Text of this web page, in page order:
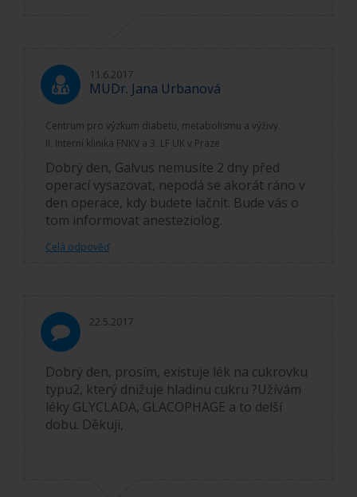
11.6.2017
MUDr. Jana Urbanová
Centrum pro výzkum diabetu, metabolismu a výživy
II. Interní klinika FNKV a 3. LF UK v Praze
Dobrý den, Galvus nemusíte 2 dny před
operací vysazovat, nepodá se akorát ráno v
den operace, kdy budete lačnit. Bude vás o
tom informovat anesteziolog.
Celá odpověď
22.5.2017
Dobrý den, prosím, existuje lék na cukrovku
typu2, který dnižuje hladinu cukru ?Užívám
léky GLYCLADA, GLACOPHAGE a to delší
dobu. Děkuji,